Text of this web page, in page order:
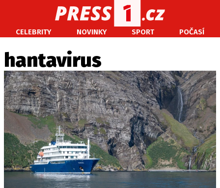
CELEBRITY NOVINKY SPORT POČASÍ
CELEBRITY NOVINKY SPORT POČASÍ
Máte příběh, fotku nebo video?
Pošlete e-mail na PRESS1.cz
O NÁS
O REDAKCI
KONTAKT
VYDAVATEL
hantavirus